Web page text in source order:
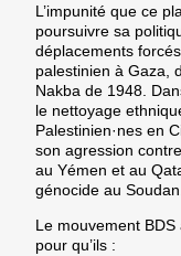
L’impunité que ce
poursuivre sa
déplacements
palestinien à Gaza,
Nakba de 1948.
le nettoyage
Palestinien·nes en
son agression
au Yémen et au
génocide au Soudan.
Le mouvement
pour qu’ils :